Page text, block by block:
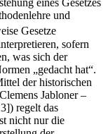
eines Gesetzes
und
Gesetze
sofern
was sich der
„gedacht hat“.
der historischen
Clemens Jabloner–
regelt das
nicht nur die